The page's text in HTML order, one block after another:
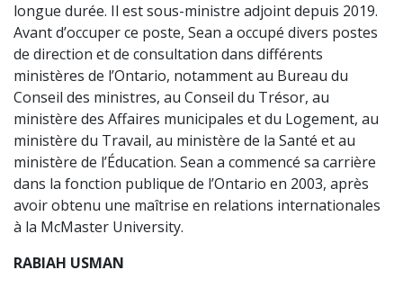
longue durée. Il est sous-ministre adjoint depuis 2019.
Avant d’occuper ce poste, Sean a occupé divers postes
de direction et de consultation dans différents
ministères de l’Ontario, notamment au Bureau du
Conseil des ministres, au Conseil du Trésor, au
ministère des Affaires municipales et du Logement, au
ministère du Travail, au ministère de la Santé et au
ministère de l’Éducation. Sean a commencé sa carrière
dans la fonction publique de l’Ontario en 2003, après
avoir obtenu une maîtrise en relations internationales
à la McMaster University.
RABIAH USMAN